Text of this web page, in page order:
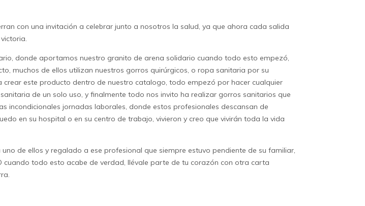
con una invitación a celebrar junto a nosotros la salud, ya que ahora cada salida
donde aportamos nuestro granito de arena solidario cuando todo esto empezó,
muchos de ellos utilizan nuestros gorros quirúrgicos, o ropa sanitaria por su
este producto dentro de nuestro catalogo, todo empezó por hacer cualquier
de un solo uso, y finalmente todo nos invito ha realizar gorros sanitarios que
jornadas laborales, donde estos profesionales descansan de
en su hospital o en su centro de trabajo, vivieron y creo que vivirán toda la vida
de ellos y regalado a ese profesional que siempre estuvo pendiente de su familiar,
todo esto acabe de verdad, llévale parte de tu corazón con otra carta